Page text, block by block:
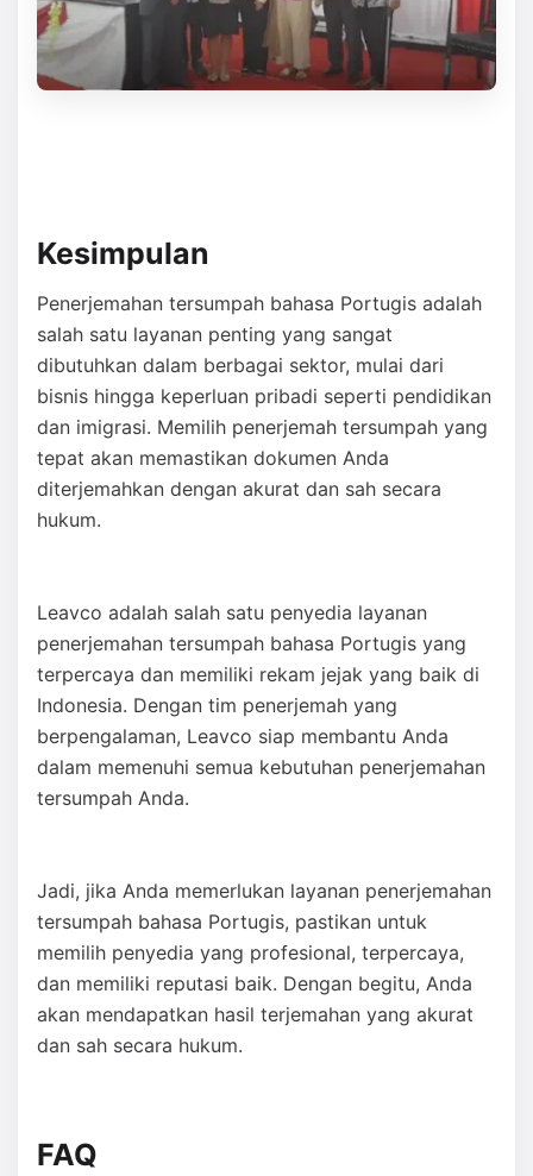
Kesimpulan
Penerjemahan tersumpah bahasa Portugis adalah
salah satu layanan penting yang sangat
dibutuhkan dalam berbagai sektor, mulai dari
bisnis hingga keperluan pribadi seperti pendidikan
dan imigrasi. Memilih penerjemah tersumpah yang
tepat akan memastikan dokumen Anda
diterjemahkan dengan akurat dan sah secara
hukum.
Leavco adalah salah satu penyedia layanan
penerjemahan tersumpah bahasa Portugis yang
terpercaya dan memiliki rekam jejak yang baik di
Indonesia. Dengan tim penerjemah yang
berpengalaman, Leavco siap membantu Anda
dalam memenuhi semua kebutuhan penerjemahan
tersumpah Anda.
Jadi, jika Anda memerlukan layanan penerjemahan
tersumpah bahasa Portugis, pastikan untuk
memilih penyedia yang profesional, terpercaya,
dan memiliki reputasi baik. Dengan begitu, Anda
akan mendapatkan hasil terjemahan yang akurat
dan sah secara hukum.
FAQ